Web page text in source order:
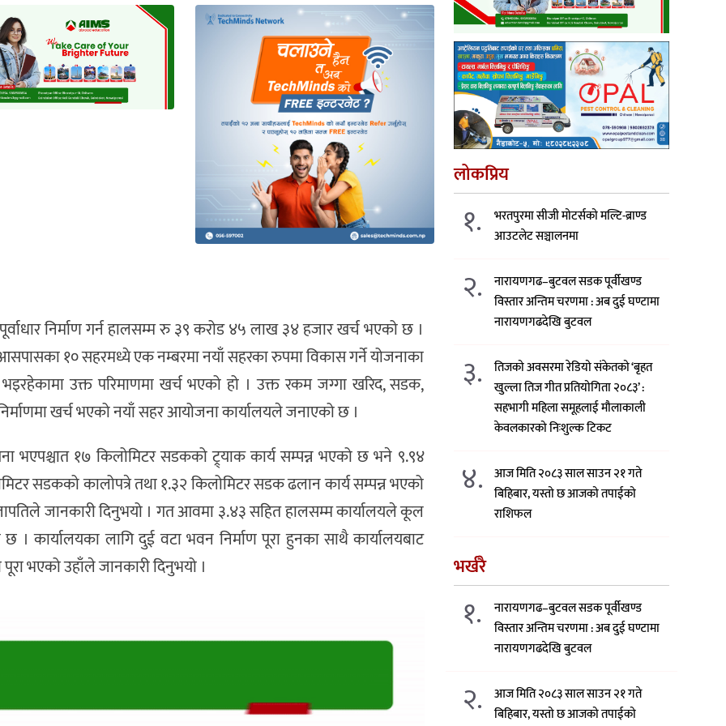
निर्माण गर्न हालसम्म रु ३९ करोड ४५ लाख ३४ हजार खर्च भएको छ ।
१० सहरमध्ये एक नम्बरमा नयाँ सहरका रुपमा विकास गर्ने योजनाका
उक्त परिमाणमा खर्च भएको हो । उक्त रकम जग्गा खरिद, सडक,
खर्च भएको नयाँ सहर आयोजना कार्यालयले जनाएको छ ।
भएपश्चात १७ किलोमिटर सडकको ट्र्याक कार्य सम्पन्न भएको छ भने ९.९४
सडकको कालोपत्रे तथा १.३२ किलोमिटर सडक ढलान कार्य सम्पन्न भएको
जानकारी दिनुभयो । गत आवमा ३.४३ सहित हालसम्म कार्यालयले कूल
। कार्यालयका लागि दुई वटा भवन निर्माण पूरा हुनका साथै कार्यालयबाट
पूरा भएको उहाँले जानकारी दिनुभयो ।
लोकप्रिय
१.
भरतपुरमा सीजी मोटर्सको मल्टि-ब्राण्ड
आउटलेट सञ्चालनमा
२.
नारायणगढ–बुटवल सडक पूर्वीखण्ड
विस्तार अन्तिम चरणमा : अब दुई घण्टामा
नारायणगढदेखि बुटवल
३.
तिजको अवसरमा रेडियो संकेतको ‘बृहत
खुल्ला तिज गीत प्रतियोगिता २०८३’ :
सहभागी महिला समूहलाई मौलाकाली
केवलकारको निःशुल्क टिकट
४.
आज मिति २०८३ साल साउन २१ गते
बिहिबार, यस्तो छ आजको तपाईको
राशिफल
भर्खरै
१.
नारायणगढ–बुटवल सडक पूर्वीखण्ड
विस्तार अन्तिम चरणमा : अब दुई घण्टामा
नारायणगढदेखि बुटवल
२.
आज मिति २०८३ साल साउन २१ गते
बिहिबार, यस्तो छ आजको तपाईको